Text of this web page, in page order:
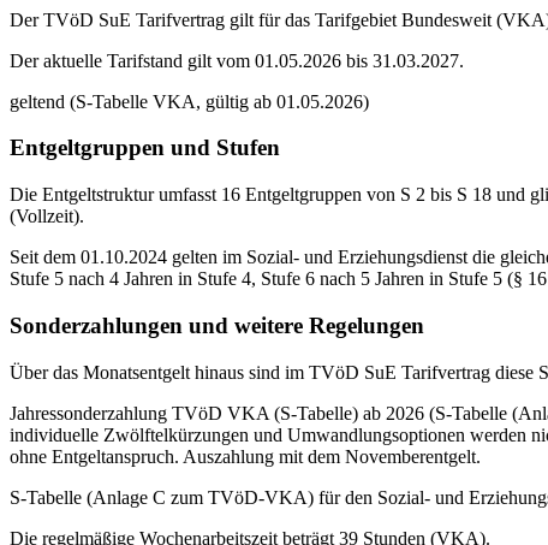
Der TVöD SuE Tarifvertrag gilt für das Tarifgebiet Bundesweit
Der aktuelle Tarifstand gilt vom 01.05.2026 bis 31.03.2027.
geltend (S-Tabelle VKA, gültig ab 01.05.2026)
Entgeltgruppen und Stufen
Die Entgeltstruktur umfasst 16 Entgeltgruppen von S 2 bis S 18 und
(Vollzeit).
Seit dem 01.10.2024 gelten im Sozial- und Erziehungsdienst die
Stufe 5 nach 4 Jahren in Stufe 4, Stufe 6 nach 5 Jahren in Stufe 5 (§
Sonderzahlungen und weitere Regelungen
Über das Monatsentgelt hinaus sind im TVöD SuE Tarifvertrag diese
Jahressonderzahlung TVöD VKA (S-Tabelle) ab 2026 (S-Tabelle
individuelle Zwölftelkürzungen und Umwandlungsoptionen werden
ohne Entgeltanspruch. Auszahlung mit dem Novemberentgelt.
S-Tabelle (Anlage C zum TVöD-VKA) für den Sozial- und
Die regelmäßige Wochenarbeitszeit beträgt 39 Stunden (VKA).